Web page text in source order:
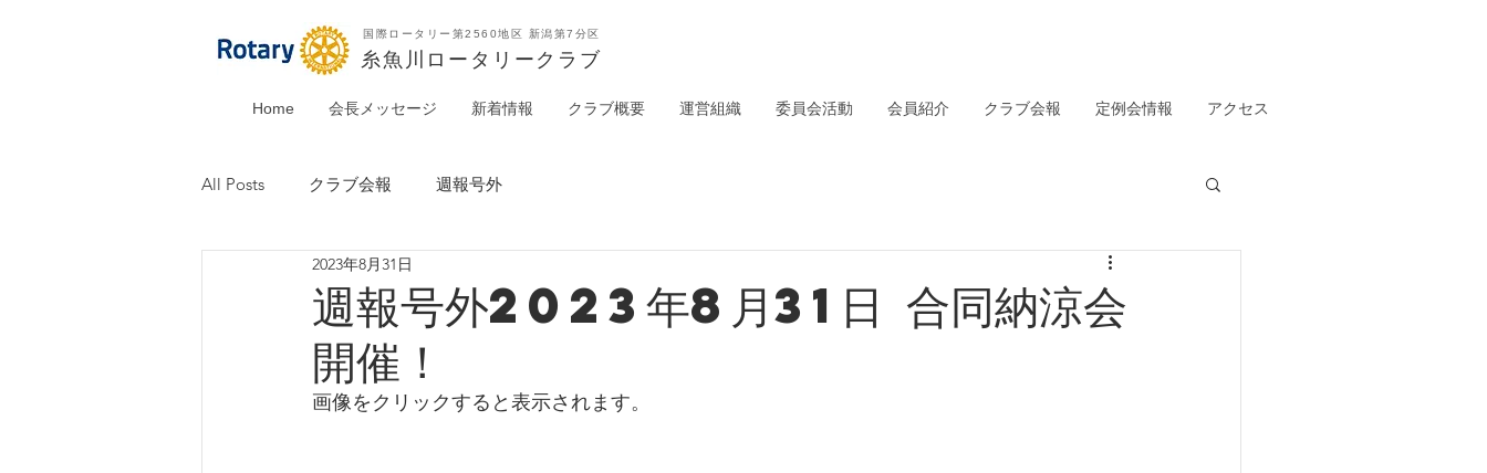
国際ロータリー第2560地区 新潟第7分区
​糸魚川ロータリークラブ
Home 会長メッセージ 新着情報 クラブ概要 運営組織 委員会活動 会員紹介 クラブ会報 定例会情報 アクセス
All Posts クラブ会報 週報号外
週報号外2023年8月31日 合同納涼会
開催！
2023年8月31日
画像をクリックすると表示されます。